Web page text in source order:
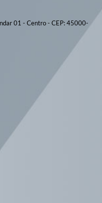
01 - Centro - CEP: 45000-